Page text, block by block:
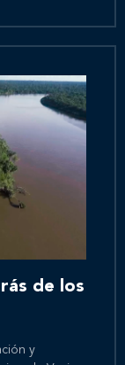
de los
y